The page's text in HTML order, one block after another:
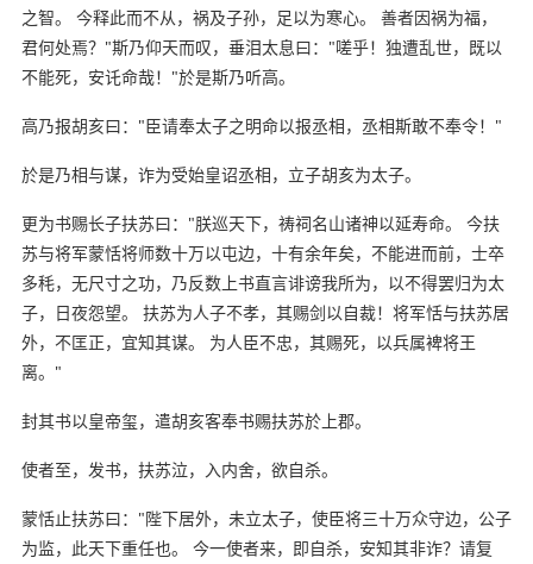
之智。 今释此而不从，祸及子孙，足以为寒心。 善者因祸为福，
君何处焉？"斯乃仰天而叹，垂泪太息曰："嗟乎！独遭乱世，既以
不能死，安讬命哉！"於是斯乃听高。
高乃报胡亥曰："臣请奉太子之明命以报丞相，丞相斯敢不奉令！"
於是乃相与谋，诈为受始皇诏丞相，立子胡亥为太子。
更为书赐长子扶苏曰："朕巡天下，祷祠名山诸神以延寿命。 今扶
苏与将军蒙恬将师数十万以屯边，十有余年矣，不能进而前，士卒
多秏，无尺寸之功，乃反数上书直言诽谤我所为，以不得罢归为太
子，日夜怨望。 扶苏为人子不孝，其赐剑以自裁！将军恬与扶苏居
外，不匡正，宜知其谋。 为人臣不忠，其赐死，以兵属裨将王
离。"
封其书以皇帝玺，遣胡亥客奉书赐扶苏於上郡。
使者至，发书，扶苏泣，入内舍，欲自杀。
蒙恬止扶苏曰："陛下居外，未立太子，使臣将三十万众守边，公子
为监，此天下重任也。 今一使者来，即自杀，安知其非诈？请复